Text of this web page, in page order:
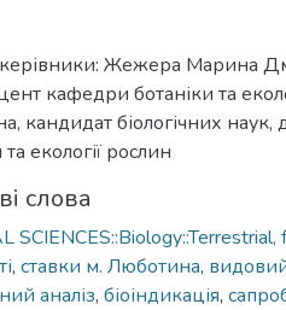
Жежера Марина
кафедри ботаніки та
кандидат біологічних
екології рослин
слова
, ставки м. Люботина,
аналіз, біоіндикація,